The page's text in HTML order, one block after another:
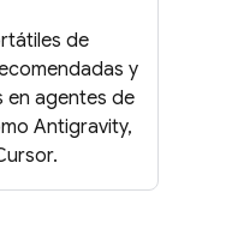
de
y
en agentes de
Antigravity,